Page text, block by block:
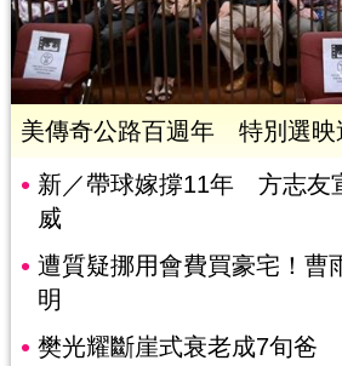
美傳奇公路百週年 特別選映
新／帶球嫁撐11年 方志友
威
遭質疑挪用會費買豪宅！曹
明
樊光耀斷崖式衰老成7旬爸